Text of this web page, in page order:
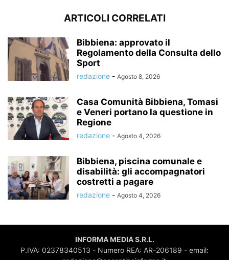
ARTICOLI CORRELATI
Bibbiena: approvato il
Regolamento della Consulta dello
Sport
redazione - Agosto 8, 2026
Casa Comunità Bibbiena, Tomasi
e Veneri portano la questione in
Regione
redazione - Agosto 4, 2026
Bibbiena, piscina comunale e
disabilità: gli accompagnatori
costretti a pagare
redazione - Agosto 4, 2026
INFORMA MEDIA S.R.L.
P.IVA: 02378340513 - Numero REA: AR-206189 - email: